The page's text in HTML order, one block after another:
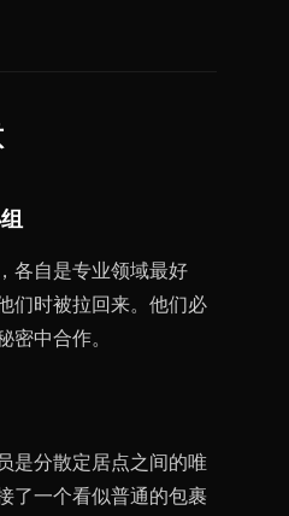
各自是专业领域最好
们时被拉回来。他们必
密中合作。
是分散定居点之间的唯
了一个看似普通的包裹